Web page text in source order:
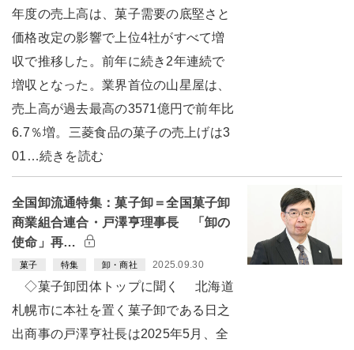
年度の売上高は、菓子需要の底堅さと
価格改定の影響で上位4社がすべて増
収で推移した。前年に続き2年連続で
増収となった。業界首位の山星屋は、
売上高が過去最高の3571億円で前年比
6.7％増。三菱食品の菓子の売上げは3
01…続きを読む
全国卸流通特集：菓子卸＝全国菓子卸
商業組合連合・戸澤亨理事長 「卸の
使命」再…
菓子 特集 卸・商社 2025.09.30
◇菓子卸団体トップに聞く 北海道
札幌市に本社を置く菓子卸である日之
出商事の戸澤亨社長は2025年5月、全